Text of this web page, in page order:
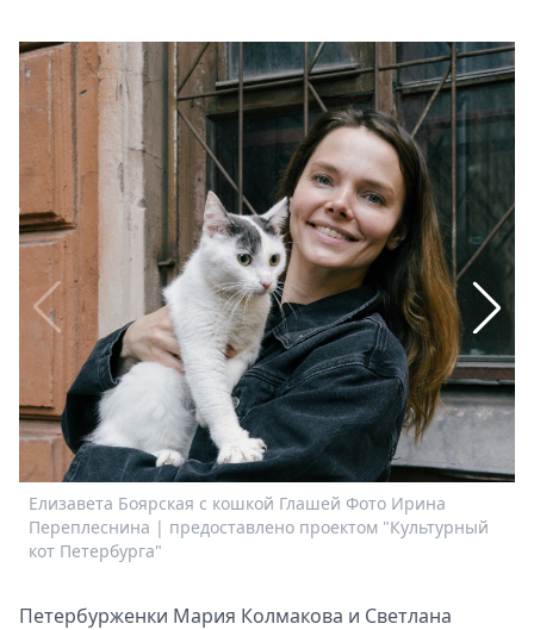
Пресс-
релизы
О
Metro
Стримы
Спецпроекты
Звезды
Выборы
2026
Скачай
Metro
Елизавета Боярская с кошкой Глашей Фото Ирина
Переплеснина | предоставлено проектом "Культурный
кот Петербурга"
Петербурженки Мария Колмакова и Светлана